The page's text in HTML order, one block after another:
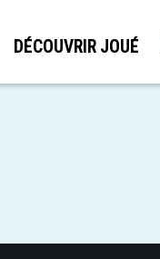
DÉCOUVRIR JOUÉ